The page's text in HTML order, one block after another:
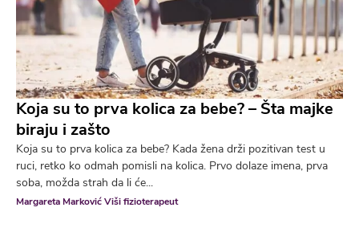
Koja su to prva kolica za bebe? – Šta majke
biraju i zašto
Koja su to prva kolica za bebe? Kada žena drži pozitivan test u
ruci, retko ko odmah pomisli na kolica. Prvo dolaze imena, prva
soba, možda strah da li će...
Margareta Marković Viši fizioterapeut